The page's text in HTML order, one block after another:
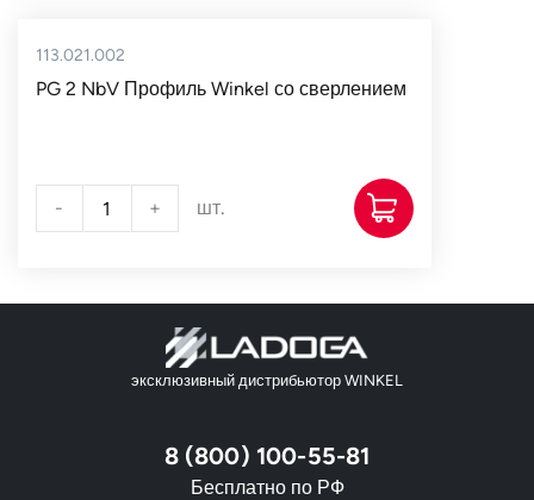
113.021.002
PG 2 NbV Профиль Winkel со сверлением
- + шт.
эксклюзивный дистрибьютор WINKEL
8 (800) 100-55-81
Бесплатно по РФ